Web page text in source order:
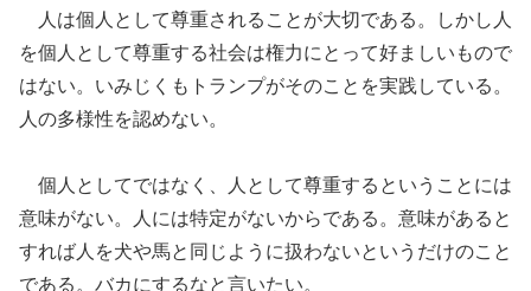
人は個人として尊重されることが大切である。しかし人
を個人として尊重する社会は権力にとって好ましいもので
はない。いみじくもトランプがそのことを実践している。
人の多様性を認めない。
個人としてではなく、人として尊重するということには
意味がない。人には特定がないからである。意味があると
すれば人を犬や馬と同じように扱わないというだけのこと
である。バカにするなと言いたい。